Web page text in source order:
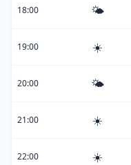
18:00 🌤️
19:00 ☀️
20:00 🌤️
21:00 ☀️
22:00 ☀️